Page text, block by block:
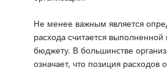
Не менее важным является
расхода считается
бюджету. В большинстве
означает, что позиция расходов